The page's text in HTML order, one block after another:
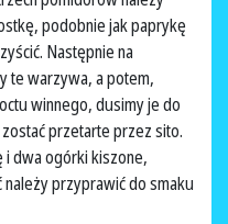
podobnie jak paprykę
Następnie na
te warzywa, a potem,
winnego, dusimy je do
przetarte przez sito.
i dwa ogórki kiszone,
przyprawić do smaku